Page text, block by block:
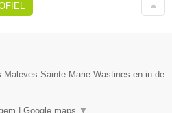
Maleves Sainte Marie Wastines en in de
Google maps ▼